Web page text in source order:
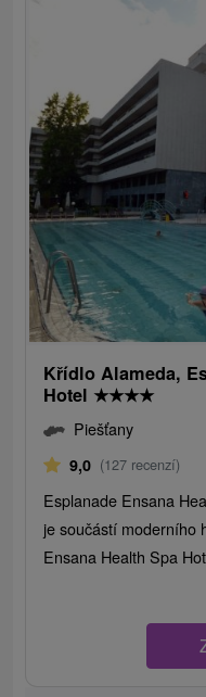
Křídlo Alameda,
Hotel ★★★★
Piešťany
9,0 (127 recenzí)
Esplanade Ensana
je součástí moderního
Ensana Health Spa